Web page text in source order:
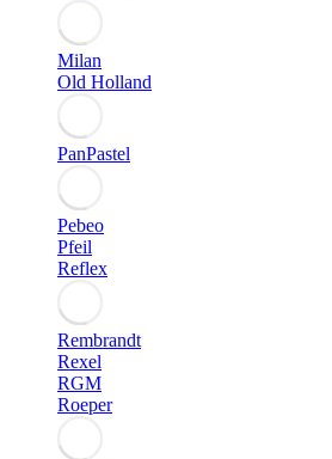
Milan
Old Holland
PanPastel
Pebeo
Pfeil
Reflex
Rembrandt
Rexel
RGM
Roeper